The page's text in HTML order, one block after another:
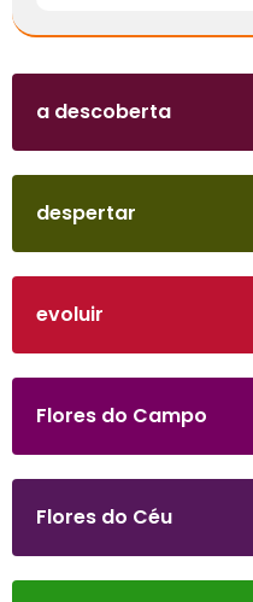
a descoberta
despertar
evoluir
Flores do Campo
Flores do Céu